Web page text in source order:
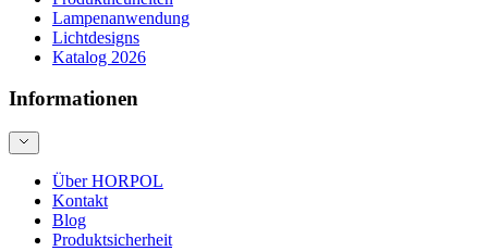
Lampenanwendung
Lichtdesigns
Katalog 2026
Informationen
Über HORPOL
Kontakt
Blog
Produktsicherheit